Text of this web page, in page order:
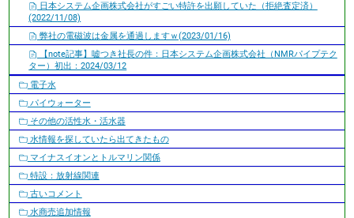
日本システム企画株式会社がすごい特許を出願していた（拒絶査定済）
(2022/11/08)
弊社の電磁波は金属を通過しますｗ(2023/01/16)
【note記事】嘘つき社長の件：日本システム企画株式会社（NMRパイプテク
ター）初出：2024/03/12
電子水
パイウォーター
その他の活性水・活水器
水情報を探していたら出てきたもの
マイナスイオンとトルマリン関係
特設：放射線関連
古いコメント
水商売追加情報